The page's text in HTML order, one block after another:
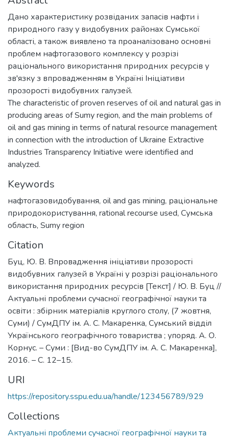
Дано характеристику розвіданих запасів нафти і
природного газу у видобувних районах Сумської
області, а також виявлено та проаналізовано основні
проблем нафтогазового комплексу у розрізі
раціонального використання природних ресурсів у
зв'язку з впровадженням в Україні Ініціативи
прозорості видобувних галузей.
The characteristic of proven reserves of oil and natural gas in
producing areas of Sumy region, and the main problems of
oil and gas mining in terms of natural resource management
in connection with the introduction of Ukraine Extractive
Industries Transparency Initiative were identified and
analyzed.
Keywords
нафтогазовидобування, oil and gas mining, раціональне
природокористування, rational recourse used, Сумська
область, Sumy region
Citation
Буц, Ю. В. Впровадження ініціативи прозорості
видобувних галузей в Україні у розрізі раціонального
використання природних ресурсів [Текст] / Ю. В. Буц //
Актуальні проблеми сучасної географічної науки та
освіти : збірник матеріалів круглого столу, (7 жовтня,
Суми) / СумДПУ ім. А. С. Макаренка, Сумський відділ
Українського географічного товариства ; упоряд. А. О.
Корнус. – Суми : [Вид-во СумДПУ ім. А. С. Макаренка],
2016. – С. 12–15.
URI
https://repository.sspu.edu.ua/handle/123456789/929
Collections
Актуальні проблеми сучасної географічної науки та